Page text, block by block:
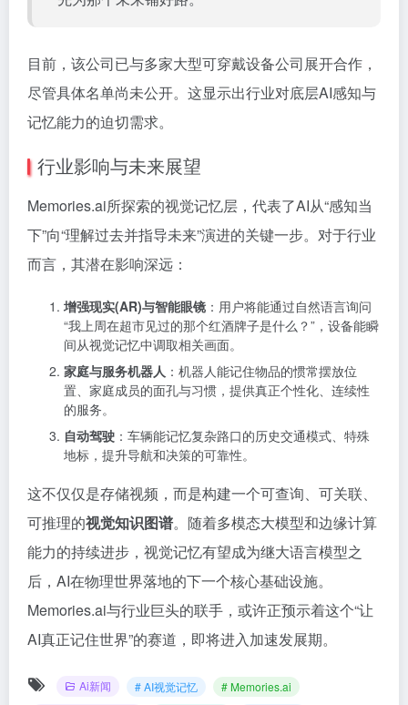
目前，该公司已与多家大型可穿戴设备公司展开合作，
尽管具体名单尚未公开。这显示出行业对底层AI感知与
记忆能力的迫切需求。
行业影响与未来展望
Memories.ai所探索的视觉记忆层，代表了AI从“感知当
下”向“理解过去并指导未来”演进的关键一步。对于行业
而言，其潜在影响深远：
增强现实(AR)与智能眼镜 ：用户将能通过自然语言询问
“我上周在超市见过的那个红酒牌子是什么？”，设备能瞬
间从视觉记忆中调取相关画面。
家庭与服务机器人 ：机器人能记住物品的惯常摆放位
置、家庭成员的面孔与习惯，提供真正个性化、连续性
的服务。
自动驾驶 ：车辆能记忆复杂路口的历史交通模式、特殊
地标，提升导航和决策的可靠性。
这不仅仅是存储视频，而是构建一个可查询、可关联、
可推理的视觉知识图谱。随着多模态大模型和边缘计算
能力的持续进步，视觉记忆有望成为继大语言模型之
后，AI在物理世界落地的下一个核心基础设施。
Memories.ai与行业巨头的联手，或许正预示着这个“让
AI真正记住世界”的赛道，即将进入加速发展期。
Ai新闻 # AI视觉记忆
# Memories.ai